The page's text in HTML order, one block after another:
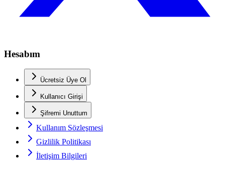
Hesabım
Ücretsiz Üye Ol
Kullanıcı Girişi
Şifremi Unuttum
Kullanım Sözleşmesi
Gizlilik Politikası
İletişim Bilgileri